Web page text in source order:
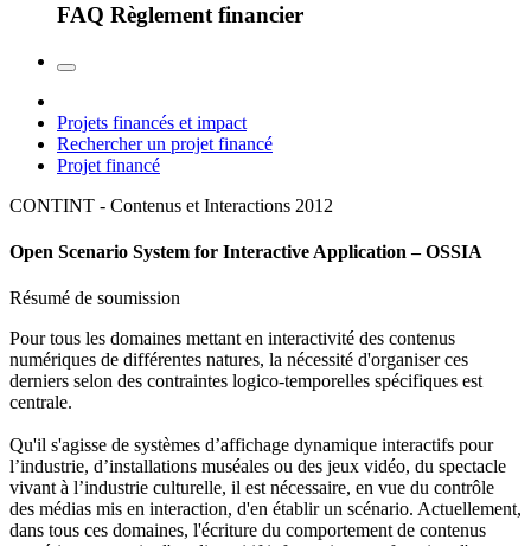
FAQ Règlement financier
Projets financés et impact
Rechercher un projet financé
Projet financé
CONTINT - Contenus et Interactions 2012
Open Scenario System for Interactive Application – OSSIA
Résumé de soumission
Pour tous les domaines mettant en interactivité des contenus
numériques de différentes natures, la nécessité d'organiser ces
derniers selon des contraintes logico-temporelles spécifiques est
centrale.
Qu'il s'agisse de systèmes d’affichage dynamique interactifs pour
l’industrie, d’installations muséales ou des jeux vidéo, du spectacle
vivant à l’industrie culturelle, il est nécessaire, en vue du contrôle
des médias mis en interaction, d'en établir un scénario. Actuellement,
dans tous ces domaines, l'écriture du comportement de contenus